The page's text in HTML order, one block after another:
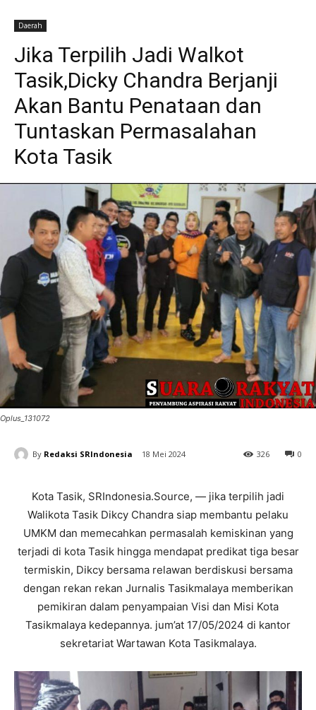
Daerah
Jika Terpilih Jadi Walkot
Tasik,Dicky Chandra Berjanji
Akan Bantu Penataan dan
Tuntaskan Permasalahan
Kota Tasik
Oplus_131072
By Redaksi SRIndonesia 18 Mei 2024 0
326
Kota Tasik, SRIndonesia.Source, — jika terpilih jadi
Walikota Tasik Dikcy Chandra siap membantu pelaku
UMKM dan memecahkan permasalah kemiskinan yang
terjadi di kota Tasik hingga mendapat predikat tiga besar
termiskin, Dikcy bersama relawan berdiskusi bersama
dengan rekan rekan Jurnalis Tasikmalaya memberikan
pemikiran dalam penyampaian Visi dan Misi Kota
Tasikmalaya kedepannya. jum’at 17/05/2024 di kantor
sekretariat Wartawan Kota Tasikmalaya.